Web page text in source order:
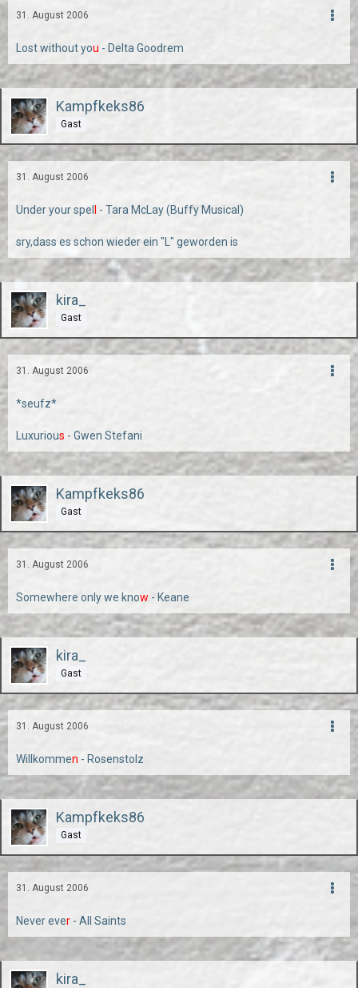
31. August 2006
Lost without you - Delta Goodrem
Kampfkeks86
Gast
31. August 2006
Under your spel - Tara McLay (Buffy Musical)
sry,dass es schon wieder ein "L" geworden is
kira_
Gast
31. August 2006
*seufz*
Luxurious - Gwen Stefani
Kampfkeks86
Gast
31. August 2006
Somewhere only we know - Keane
kira_
Gast
31. August 2006
Willkommen - Rosenstolz
Kampfkeks86
Gast
31. August 2006
Never ever - All Saints
kira_